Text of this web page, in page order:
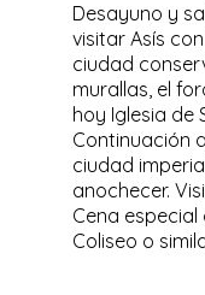
Desayuno y
visitar Asís
ciudad
murallas, el
hoy Iglesia de
Continuación
ciudad
anochecer.
Cena especial
Coliseo o